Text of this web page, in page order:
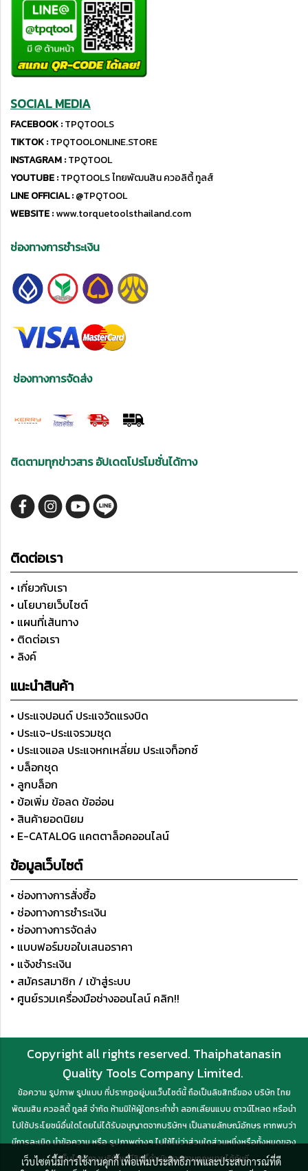
SOCIAL MEDIA
FACEBOOK :TPQTOOLS
TIKTOK :TPQTOOLONLINE.STORE
INSTAGRAM :TPQTOOL
YOUTUBE :TPQTOOLS ไทยพัฒนสิน ควอลิตี้ ทูลส์
LINE OFFICIAL :@TPQTOOL
WEBSITE :www.torquetoolsthailand.com
ช่องทางการชำระเงิน
ช่องทางการจัดส่ง
ติดตามทุกข่าวสาร อัปเดตโปรโมชั่นได้ทาง
ติดต่อเรา
• เกี่ยวกับเรา
• นโยบายเว็บไซต์
• แผนที่เส้นทาง
• ติดต่อเรา
• ลิงค์
แนะนำสินค้า
• ประแจปอนด์ ประแจวัดแรงบิด
• ประแจ-ประแจรวมชุด
• ประแจแอล ประแจหกเหลี่ยม ประแจท็อกซ์
• บล็อกชุด
• ลูกบล็อก
• ข้อเพิ่ม ข้อลด ข้ออ่อน
• สินค้ายอดนิยม
• E-CATALOG แคตตาล็อคออนไลน์
ข้อมูลเว็บไซต์
• ช่องทางการสั่งซื้อ
• ช่องทางการชำระเงิน
• ช่องทางการจัดส่ง
• แบบฟอร์มขอใบเสนอราคา
• แจ้งชำระเงิน
• สมัครสมาชิก / เข้าสู่ระบบ
• ศูนย์รวมเครื่องมือช่างออนไลน์ คลิก!!
Copyright all rights reserved. Thaiphatanasin
Quality Tools Company Limited.
ข้อความ รูปภาพ รูปแบบ ที่ปรากฏอยู่บนเว็บไซต์นี้ ถือเป็นลิขสิทธิ์ของ บริษัท ไทย
พัฒนสิน ควอลิตี้ ทูลส์ จำกัด ห้ามมิให้ผู้ใดกระทำซ้ำ ลอกเลียนแบบ ดาวน์โหลด หรือนำ
ไปใช้ประโยชน์อื่นใดโดยไม่ได้รับอนุญาตจากบริษัทฯ เป็นลายลักษณ์อักษร หากพบว่า
มีการละเมิด นำข้อความ หรือ รูปภาพต่างๆ ไปใช้ไม่ว่าส่วนใดส่วนหนึ่งหรือทั้งหมดของ
เว็บไซต์ ทางบริษัทฯ มีสิทธิ์ดำเนินการตามกฎหมายได้ทันที
เว็บไซต์นี้มีการใช้งานคุกกี้ เพื่อเพิ่มประสิทธิภาพและประสบการณ์ที่ดี